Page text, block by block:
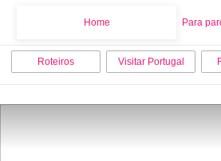
Home Para
Roteiros Visitar Portugal